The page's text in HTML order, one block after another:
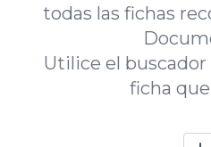
todas las fichas
Utilice el buscador
ficha